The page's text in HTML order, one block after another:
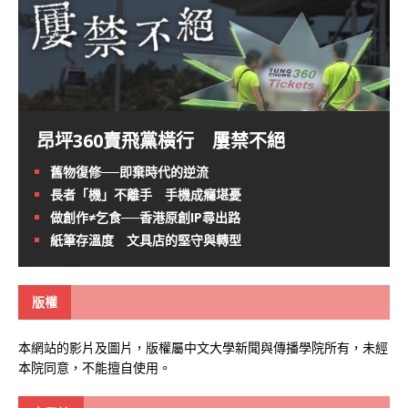
昂坪360賣飛黨橫行 屢禁不絕
舊物復修──即棄時代的逆流
長者「機」不離手 手機成癮堪憂
做創作≠乞食──香港原創IP尋出路
紙筆存溫度 文具店的堅守與轉型
版權
本網站的影片及圖片，版權屬中文大學新聞與傳播學院所有，未經
本院同意，不能擅自使用。